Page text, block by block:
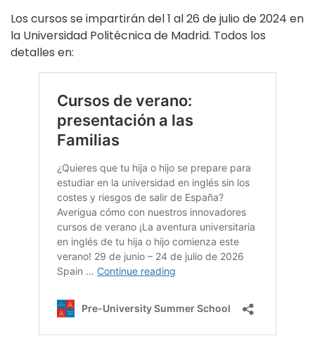
Los cursos se impartirán del 1 al 26 de julio de 2024 en
la Universidad Politécnica de Madrid. Todos los
detalles en: